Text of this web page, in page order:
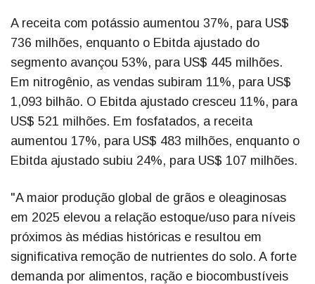
A receita com potássio aumentou 37%, para US$
736 milhões, enquanto o Ebitda ajustado do
segmento avançou 53%, para US$ 445 milhões.
Em nitrogênio, as vendas subiram 11%, para US$
1,093 bilhão. O Ebitda ajustado cresceu 11%, para
US$ 521 milhões. Em fosfatados, a receita
aumentou 17%, para US$ 483 milhões, enquanto o
Ebitda ajustado subiu 24%, para US$ 107 milhões.
"A maior produção global de grãos e oleaginosas
em 2025 elevou a relação estoque/uso para níveis
próximos às médias históricas e resultou em
significativa remoção de nutrientes do solo. A forte
demanda por alimentos, ração e biocombustíveis